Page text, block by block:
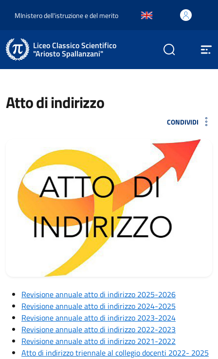
MInistero dell'istruzione e del merito
Liceo Classico Scientifico
"Ariosto Spallanzani"
Atto di indirizzo
CONDIVIDI
Revisione annuale atto di indirizzo 2025-2026
Revisione annuale atto di indirizzo 2024-2025
Revisione annuale atto di indirizzo 2023-2024
Revisione annuale atto di indirizzo 2022-2023
Revisione annuale atto di indirizzo 2021-2022
Atto di indirizzo triennale al collegio docenti 2022- 2025